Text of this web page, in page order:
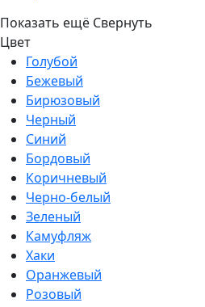
Показать ещё Свернуть
Цвет
Голубой
Бежевый
Бирюзовый
Черный
Синий
Бордовый
Коричневый
Черно-белый
Зеленый
Камуфляж
Хаки
Оранжевый
Розовый